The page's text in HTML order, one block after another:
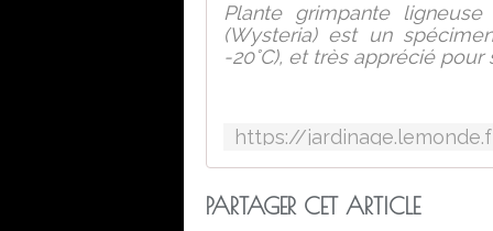
Plante grimpante
(Wysteria) est un
-20°C), et très apprécié
PARTAGER CET ARTICLE